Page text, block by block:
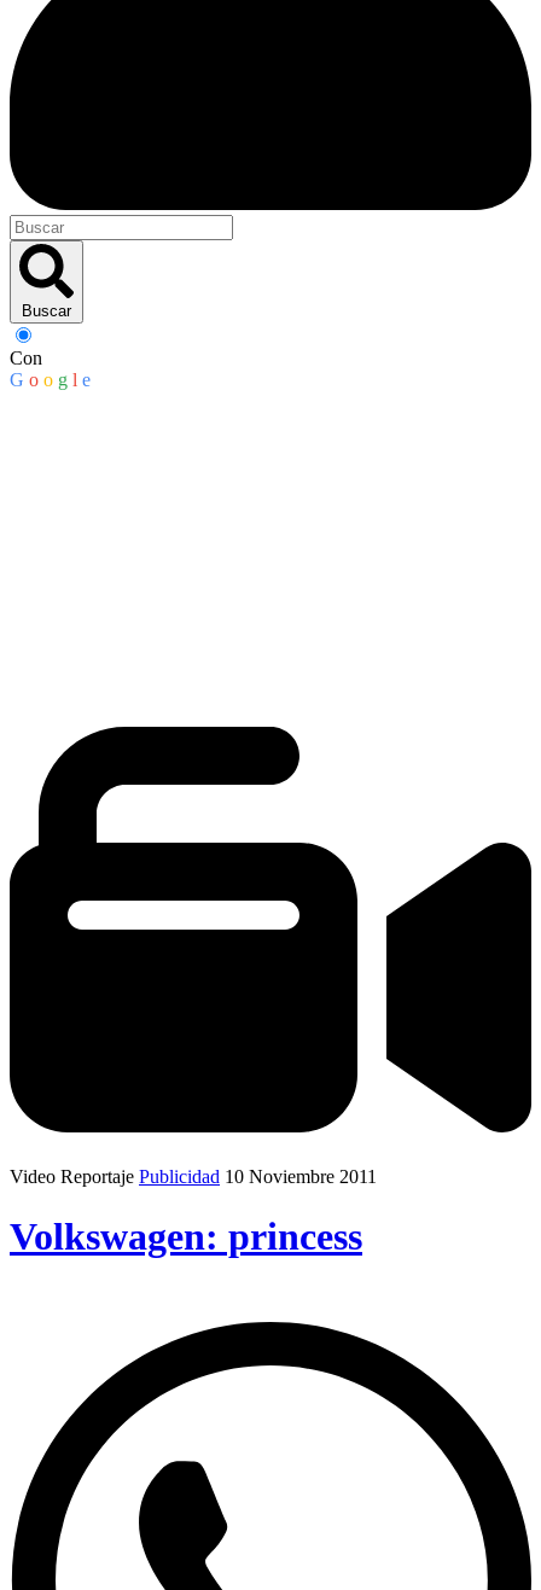
Buscar
Con
G o o g l e
Video Reportaje Publicidad 10 Noviembre 2011
Volkswagen: princess